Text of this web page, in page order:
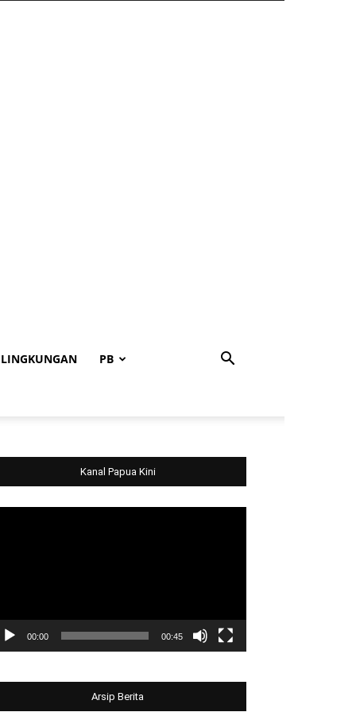
LINGKUNGAN PB
Kanal Papua Kini
00:00 00:45
Arsip Berita